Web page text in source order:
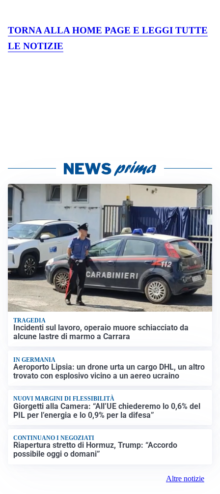
TORNA ALLA HOME PAGE E LEGGI TUTTE
LE NOTIZIE
TRAGEDIA
Incidenti sul lavoro, operaio muore schiacciato da
alcune lastre di marmo a Carrara
IN GERMANIA
Aeroporto Lipsia: un drone urta un cargo DHL, un altro
trovato con esplosivo vicino a un aereo ucraino
NUOVI MARGINI DI FLESSIBILITÀ
Giorgetti alla Camera: “All’UE chiederemo lo 0,6% del
PIL per l’energia e lo 0,9% per la difesa”
CONTINUANO I NEGOZIATI
Riapertura stretto di Hormuz, Trump: “Accordo
possibile oggi o domani”
Altre notizie